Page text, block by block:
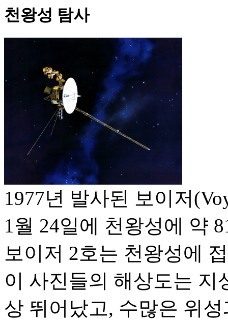
천왕성 탐사
1977년 발사된 보이저
1월 24일에 천왕성에 약
보이저 2호는 천왕성에
이 사진들의 해상도는 지
상 뛰어났고, 수많은 위